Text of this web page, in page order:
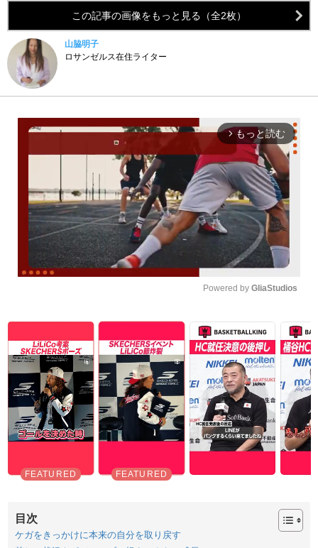
この記事の画像をもっと見る（全2枚）
山脇明子
ロサンゼルス在住ライター
arrow_forward_ios もっと読む
Powered by GliaStudios
目次
ケガをきっかけに本来の自分を取り戻す